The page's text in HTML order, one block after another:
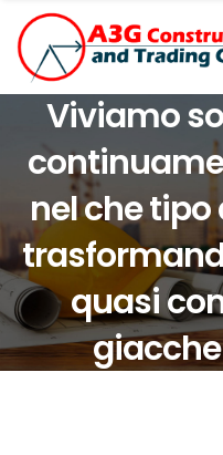
Viviamo
nel che
quasi